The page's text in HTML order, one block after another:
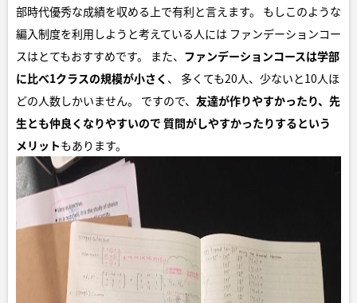
部時代優秀な成績を収める上で有利と言えます。 もしこのような
編入制度を利用しようと考えている人には ファンデーションコー
スはとてもおすすめです。 また、 ファンデーションコースは学部
に比べ1クラスの規模が小さく 、 多くても20人、少ないと10人ほ
どの人数しかいません。 ですので、 友達が作りやすかったり、先
生とも仲良くなりやすいので 質問がしやすかったりするという
メリットもあります。